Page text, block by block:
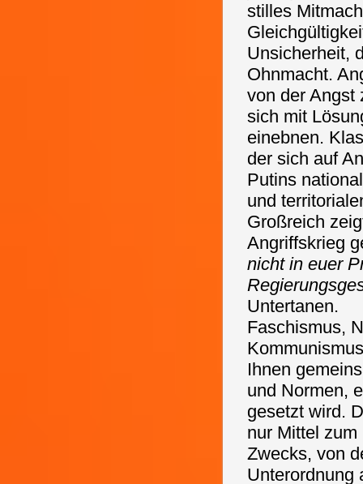
stilles
Unsicherheit,
Ohnmacht.
von der Angst
sich mit
einebnen.
der sich auf
Putins
und
Großreich
Angriffskrieg
nicht in euer
Untertanen.
Faschismus,
Ihnen
und Normen,
gesetzt wird.
nur Mittel
Zwecks, von
Unterordnung